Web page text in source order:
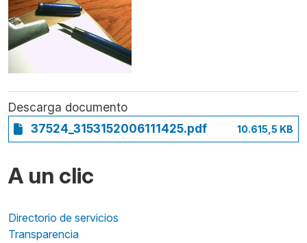
Descarga documento
37524_3153152006111425.pdf
10.615,5 KB
A un clic
Directorio de servicios
Transparencia